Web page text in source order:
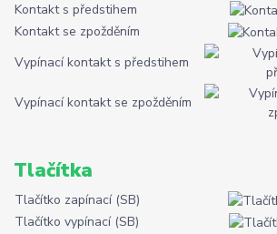
Kontakt s předstihem
Kontakt se zpožděním
Vypínací kontakt s předstihem
Vypínací kontakt se zpožděním
Tlačítka
Tlačítko zapínací (SB)
Tlačítko vypínací (SB)